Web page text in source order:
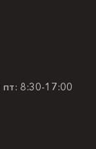
пт: 8:30-17:00